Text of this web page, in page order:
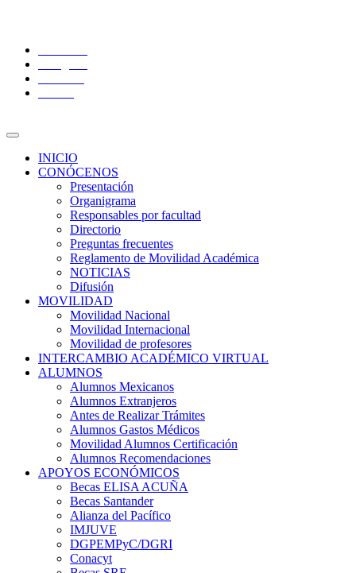
INICIO
CONÓCENOS
Presentación
Organigrama
Responsables por facultad
Directorio
Preguntas frecuentes
Reglamento de Movilidad Académica
NOTICIAS
Difusión
MOVILIDAD
Movilidad Nacional
Movilidad Internacional
Movilidad de profesores
INTERCAMBIO ACADÉMICO VIRTUAL
ALUMNOS
Alumnos Mexicanos
Alumnos Extranjeros
Antes de Realizar Trámites
Alumnos Gastos Médicos
Movilidad Alumnos Certificación
Alumnos Recomendaciones
APOYOS ECONÓMICOS
Becas ELISA ACUÑA
Becas Santander
Alianza del Pacífico
IMJUVE
DGPEMPyC/DGRI
Conacyt